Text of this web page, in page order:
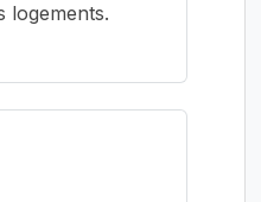
logements.